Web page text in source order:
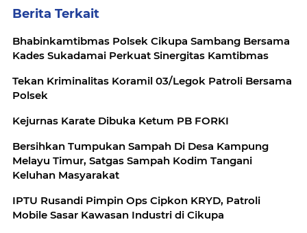
Berita Terkait
Bhabinkamtibmas Polsek Cikupa Sambang Bersama
Kades Sukadamai Perkuat Sinergitas Kamtibmas
Tekan Kriminalitas Koramil 03/Legok Patroli Bersama
Polsek
Kejurnas Karate Dibuka Ketum PB FORKI
Bersihkan Tumpukan Sampah Di Desa Kampung
Melayu Timur, Satgas Sampah Kodim Tangani
Keluhan Masyarakat
IPTU Rusandi Pimpin Ops Cipkon KRYD, Patroli
Mobile Sasar Kawasan Industri di Cikupa